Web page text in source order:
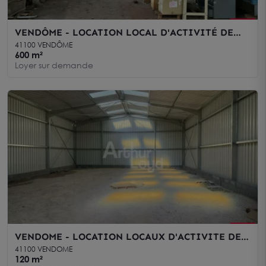
VENDÔME - LOCATION LOCAL D'ACTIVITÉ DE
600 M²
41100 VENDÔME
600 m²
Loyer sur demande
VENDOME - LOCATION LOCAUX D'ACTIVITE DE
120 - 2x200 - 300 M² - ZI
41100 VENDOME
120 m²